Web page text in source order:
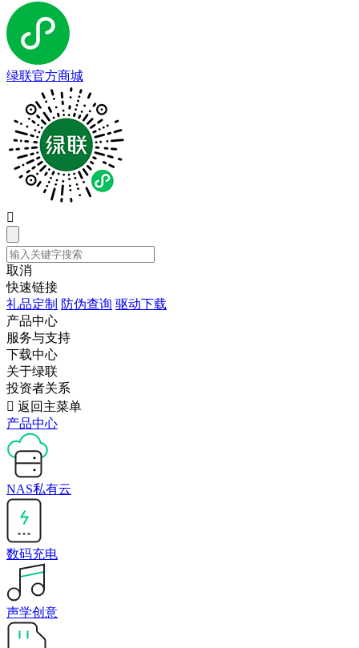
绿联官方商城

取消
快速链接
礼品定制 防伪查询 驱动下载
产品中心
服务与支持
下载中心
关于绿联
投资者关系
 返回主菜单
产品中心
NAS私有云
数码充电
声学创意